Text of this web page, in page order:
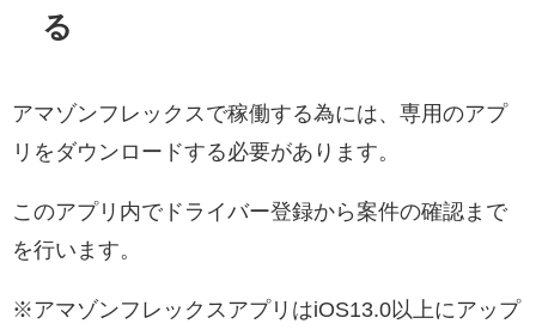
る
アマゾンフレックスで稼働する為には、専用のアプ
リをダウンロードする必要があります。
このアプリ内でドライバー登録から案件の確認まで
を行います。
※アマゾンフレックスアプリはiOS13.0以上にアップ